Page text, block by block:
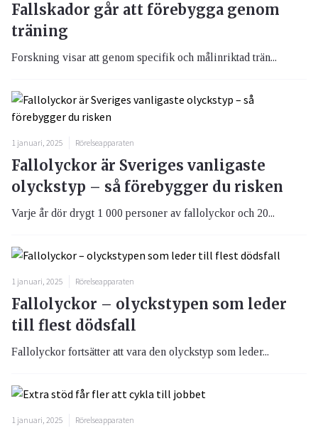
Fallskador går att förebygga genom
träning
Forskning visar att genom specifik och målinriktad trän...
1 januari, 2025 Rörelseapparaten
Fallolyckor är Sveriges vanligaste
olyckstyp – så förebygger du risken
Varje år dör drygt 1 000 personer av fallolyckor och 20...
1 januari, 2025 Rörelseapparaten
Fallolyckor – olyckstypen som leder
till flest dödsfall
Fallolyckor fortsätter att vara den olyckstyp som leder...
1 januari, 2025 Rörelseapparaten